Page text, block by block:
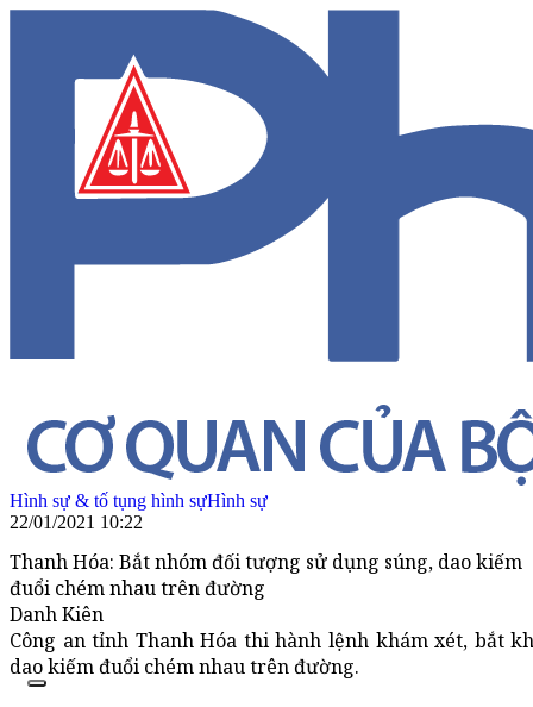
Hình sự & tố tụng hình sựHình sự
22/01/2021 10:22
Thanh Hóa: Bắt nhóm đối tượng sử dụng súng, dao kiếm
đuổi chém nhau trên đường
Danh Kiên
Công an tỉnh Thanh Hóa thi hành lệnh khám xét, bắt
dao kiếm đuổi chém nhau trên đường.